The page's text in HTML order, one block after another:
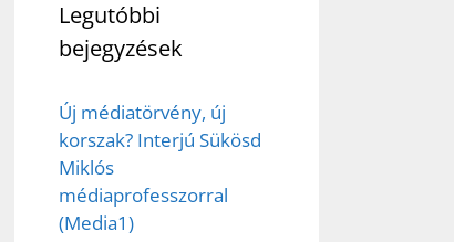
Legutóbbi
bejegyzések
Új médiatörvény, új
korszak? Interjú Sükösd
Miklós
médiaprofesszorral
(Media1)